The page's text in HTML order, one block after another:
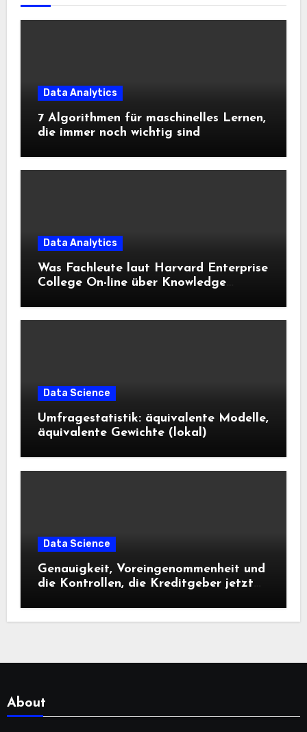
Data Analytics
7 Algorithmen für maschinelles Lernen,
die immer noch wichtig sind
Data Analytics
Was Fachleute laut Harvard Enterprise
College On-line über Knowledge
Data Science
Umfragestatistik: äquivalente Modelle,
äquivalente Gewichte (lokal)
Data Science
Genauigkeit, Voreingenommenheit und
die Kontrollen, die Kreditgeber jetzt
About